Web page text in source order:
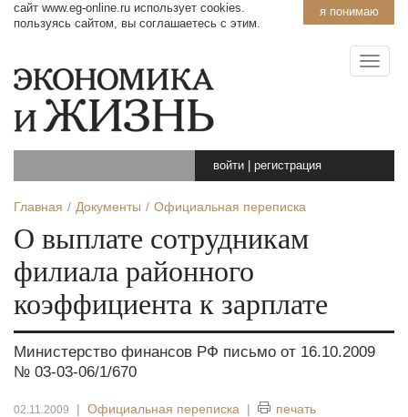
я понимаю
сайт www.eg-online.ru использует cookies.
пользуясь сайтом, вы соглашаетесь с этим.
войти регистрация
Главная Документы Официальная переписка
О выплате сотрудникам
филиала районного
коэффициента к зарплате
Министерство финансов РФ письмо от 16.10.2009
№ 03-03-06/1/670
02.11.2009 | Официальная переписка | печать